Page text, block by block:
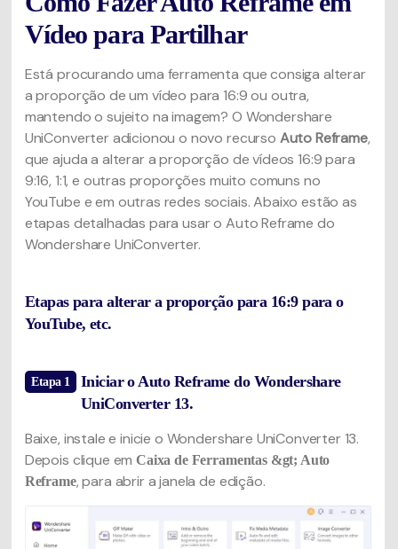
Vídeo para Partilhar
Está procurando uma ferramenta que consiga alterar
a proporção de um vídeo para 16:9 ou outra,
mantendo o sujeito na imagem? O Wondershare
UniConverter adicionou o novo recurso Auto Reframe,
que ajuda a alterar a proporção de vídeos 16:9 para
9:16, 1:1, e outras proporções muito comuns no
YouTube e em outras redes sociais. Abaixo estão as
etapas detalhadas para usar o Auto Reframe do
Wondershare UniConverter.
Etapas para alterar a proporção para 16:9 para o
YouTube, etc.
Etapa 1
Iniciar o Auto Reframe do Wondershare
UniConverter 13.
Baixe, instale e inicie o Wondershare UniConverter 13.
Depois clique emCaixa de Ferramentas &gt; Auto
Reframe, para abrir a janela de edição.